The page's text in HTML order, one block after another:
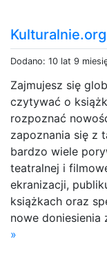
Dodano: 10 lat 9
Zajmujesz się
czytywać o
rozpoznać
zapoznania się z
bardzo wiele
teatralnej i
ekranizacji,
książkach oraz
nowe doniesienia
»